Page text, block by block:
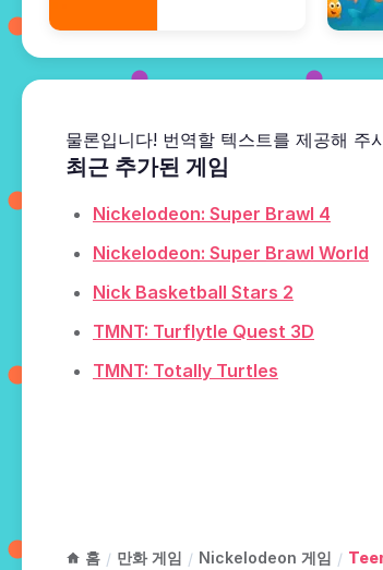
물론입니다! 번역할 텍스트를 제공해 주
최근 추가된 게임
Nickelodeon: Super Brawl 4
Nickelodeon: Super Brawl World
Nick Basketball Stars 2
TMNT: Turflytle Quest 3D
TMNT: Totally Turtles
홈 / 만화 게임 / Nickelodeon 게임 /